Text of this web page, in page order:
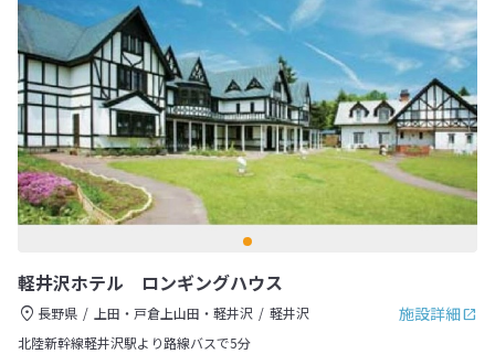
軽井沢ホテル ロンギングハウス
施設詳細
長野県 上田・戸倉上山田・軽井沢
軽井沢
北陸新幹線軽井沢駅より路線バスで5分